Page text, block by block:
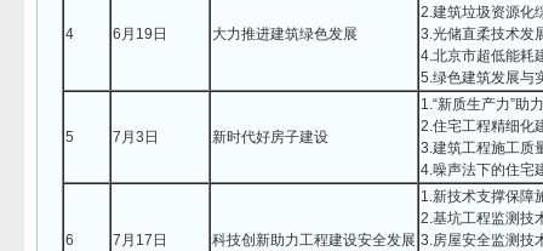
4 6月19日 大力推进建筑绿色发展
2.建筑垃圾资源化
3.光储直柔技术发
4.北京市超低能耗
5.绿色建筑发展与
5 7月3日 新时代好房子建设
1.“新质生产力”助
2.住宅工程精细化
3.建筑工程施工质
4.噪声法下的住宅
6 7月17日 科技创新助力工程建设安全发展
1.新技术支撑保障
2.基坑工程监测技
3.房屋安全监测技